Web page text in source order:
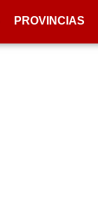
PROVINCIAS